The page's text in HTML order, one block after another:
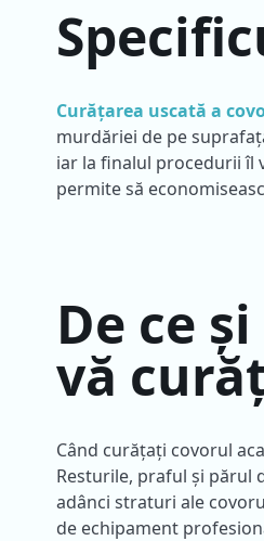
Curățarea uscată a
murdăriei de pe
iar la finalul procedurii îl
permite să
De ce
vă
Când curățați covorul
Resturile, praful și părul
adânci straturi ale
de echipament